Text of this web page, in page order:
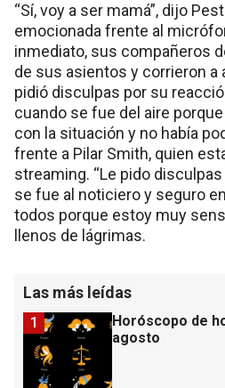
“Sí, voy a ser mamá”, dijo
emocionada frente al
inmediato, sus compañeros
de sus asientos y corrieron a
pidió disculpas por su
cuando se fue del aire
con la situación y no había
frente a Pilar Smith, quien
streaming. “Le pido
se fue al noticiero y seguro
todos porque estoy muy
llenos de lágrimas.
Las más leídas
Horóscopo de
agosto
1